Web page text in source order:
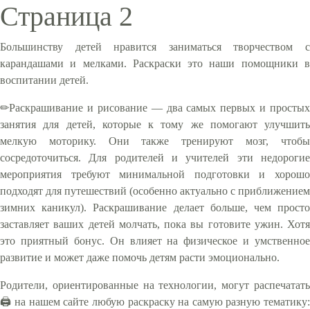
Страница 2
Большинству детей нравится заниматься творчеством с
карандашами и мелками. Раскраски это наши помощники в
воспитании детей.
✏Раскрашивание и рисование — два самых первых и простых
занятия для детей, которые к тому же помогают улучшить
мелкую моторику. Они также тренируют мозг, чтобы
сосредоточиться. Для родителей и учителей эти недорогие
мероприятия требуют минимальной подготовки и хорошо
подходят для путешествий (особенно актуально с приближением
зимних каникул). Раскрашивание делает больше, чем просто
заставляет ваших детей молчать, пока вы готовите ужин. Хотя
это приятный бонус. Он влияет на физическое и умственное
развитие и может даже помочь детям расти эмоционально.
Родители, ориентированные на технологии, могут распечатать
🖨 на нашем сайте любую раскраску на самую разную тематику: